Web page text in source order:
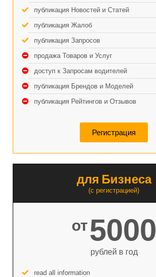
публикация Новостей и Статей
публикация Жалоб
публикация Запросов
продажа Товаров и Услуг
доступ к Запросам водителей
публикация Брендов и Моделей
публикация Рейтингов и Отзывов
Регистрация
для Бизнеса
(с регистрацией)
от5000
рублей в год
read all information